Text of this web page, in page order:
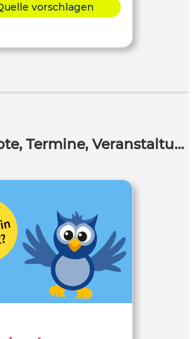
vorschlagen
Bildungsangebote, Termine, Veranstaltungen